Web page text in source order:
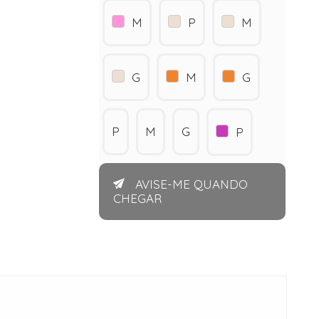
M P M
G M G
P M G P
AVISE-ME QUANDO
CHEGAR